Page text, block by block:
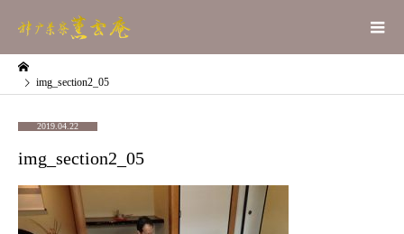
img_section2_05
2019.04.22
img_section2_05